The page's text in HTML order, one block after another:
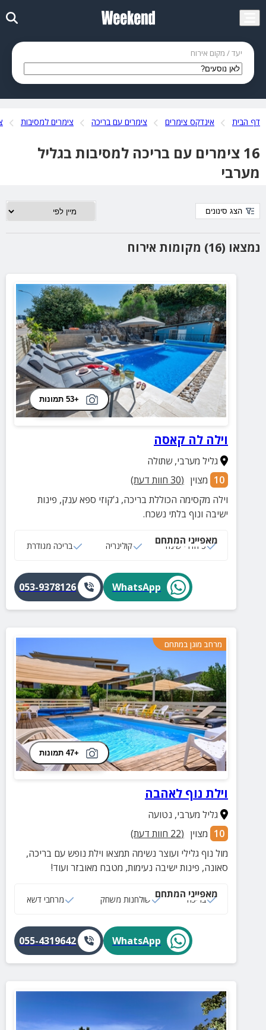
יעד / מקום אירוח
דף הבית אינדקס צימרים צימרים עם בריכה צימרים למסיבות
16 צימרים עם בריכה למסיבות בגליל
מערבי
נמצאו (16) מקומות אירוח
הצג סינונים
+53 תמונות
וילה לה קאסה
גליל מערבי,שתולה
10 מצוין (
30 חוות דעת)
וילה מקסימה הכוללת בריכה, ג'קוזי ספא ענק, פינות
ישיבה ונוף בלתי נשכח.
מאפייני המתחם
5 חדרי שינה קולינריה בריכה מגודרת
WhatsApp
053-9378126
מרחב מוגן במתחם
+47 תמונות
וילת נוף לאהבה
גליל מערבי, נטועה
10 מצוין (
22 חוות דעת)
מול נוף גלילי ועוצר נשימה תמצאו וילת נופש עם בריכה,
סאונה, פינות ישיבה נעימות, מטבח מאובזר ועוד!
מאפייני המתחם
בריכה שולחנות משחק מרחבי דשא
WhatsApp
055-4319642